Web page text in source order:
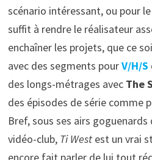
scénario intéressant, ou pour
suffit à rendre le réalisateur
enchaîner les projets, que ce
avec des segments pourV/H/S
des longs-métrages avec The
des épisodes de série comme
Bref, sous ses airs
vidéo-club, Ti Westest un vrai
encore fait parler de lui tout